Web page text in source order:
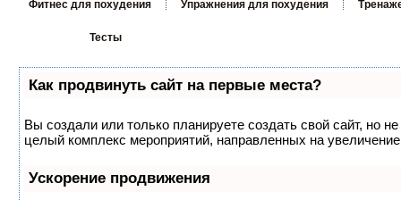
Фитнес для похудения Упражнения для похудения
Тесты
Как продвинуть сайт на первые места?
Вы создали или только планируете создать свой сайт, но
целый комплекс мероприятий, направленных на
Ускорение продвижения